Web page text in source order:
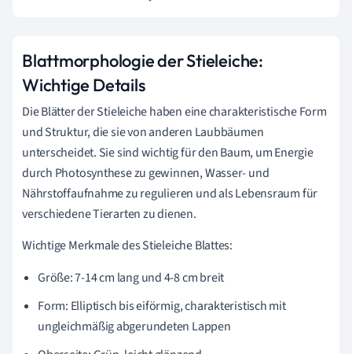
Blattmorphologie der Stieleiche:
Wichtige Details
Die Blätter der Stieleiche haben eine charakteristische Form
und Struktur, die sie von anderen Laubbäumen
unterscheidet. Sie sind wichtig für den Baum, um Energie
durch Photosynthese zu gewinnen, Wasser- und
Nährstoffaufnahme zu regulieren und als Lebensraum für
verschiedene Tierarten zu dienen.
Wichtige Merkmale des Stieleiche Blattes:
Größe: 7-14 cm lang und 4-8 cm breit
Form: Elliptisch bis eiförmig, charakteristisch mit
ungleichmäßig abgerundeten Lappen